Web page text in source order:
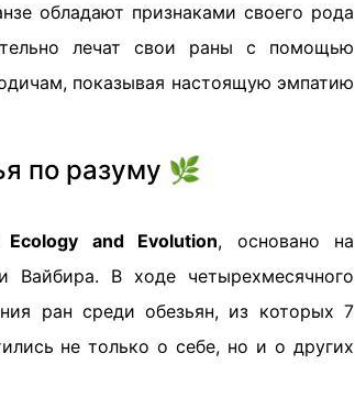
обладают признаками своего рода
лечат свои раны с помощью
показывая настоящую эмпатию
по разуму 🌿
and Evolution, основано на
В ходе четырехмесячного
ран среди обезьян, из которых 7
не только о себе, но и о других